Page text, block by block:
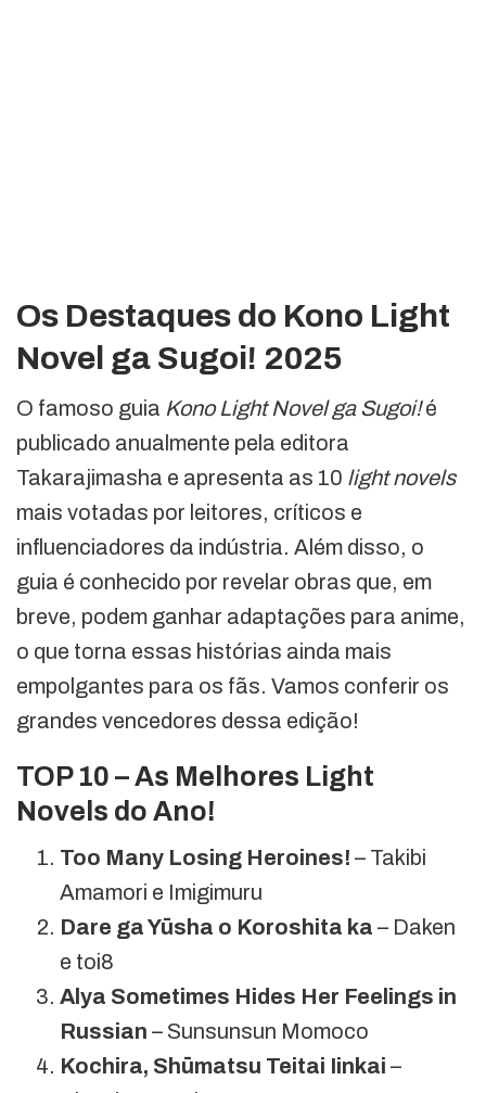
Os Destaques do Kono Light
Novel ga Sugoi! 2025
O famoso guia Kono Light Novel ga Sugoi!é
publicado anualmente pela editora
Takarajimasha e apresenta as 10 light novels
mais votadas por leitores, críticos e
influenciadores da indústria. Além disso, o
guia é conhecido por revelar obras que, em
breve, podem ganhar adaptações para anime,
o que torna essas histórias ainda mais
empolgantes para os fãs. Vamos conferir os
grandes vencedores dessa edição!
TOP 10 – As Melhores Light
Novels do Ano!
Too Many Losing Heroines! – Takibi
Amamori e Imigimuru
Dare ga Yūsha o Koroshita ka – Daken
e toi8
Alya Sometimes Hides Her Feelings in
Russian – Sunsunsun Momoco
Kochira, Shūmatsu Teitai Iinkai –